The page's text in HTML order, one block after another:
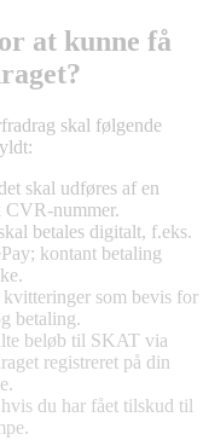
at kunne få
skal følgende
skal udføres af en
CVR-nummer.
betales digitalt, f.eks.
kontant betaling
som bevis for
betaling.
beløb til SKAT via
registreret på din
du har fået tilskud til